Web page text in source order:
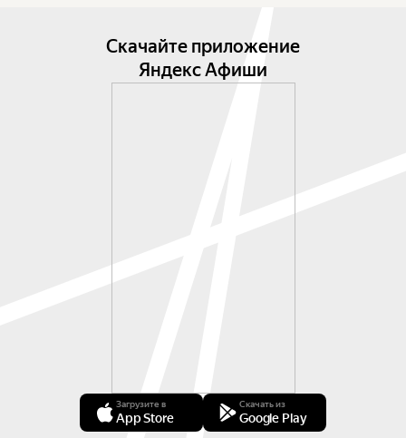
Скачайте приложение
Яндекс Афиши
Загрузите в
App Store
Скачать из
Google Play